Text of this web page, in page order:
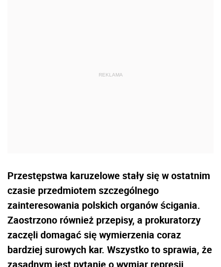
Przestępstwa karuzelowe stały się w ostatnim
czasie przedmiotem szczególnego
zainteresowania polskich organów ścigania.
Zaostrzono również przepisy, a prokuratorzy
zaczęli domagać się wymierzenia coraz
bardziej surowych kar. Wszystko to sprawia, że